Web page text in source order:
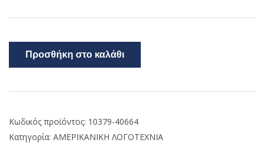
Προσθήκη στο καλάθι
Κωδικός προϊόντος: 10379-40664
Κατηγορία: ΑΜΕΡΙΚΑΝΙΚΗ ΛΟΓΟΤΕΧΝΙΑ